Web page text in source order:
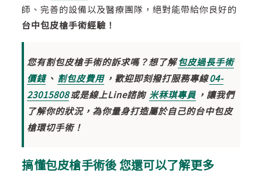
師、完善的設備以及醫療團隊，絕對能帶給你良好的
台中包皮槍手術經驗！
您有割包皮槍手術的訴求嗎？想了解包皮過長手術
價錢 、 割包皮費用 ，歡迎即刻撥打服務專線04-
23015808或是線上Line諮詢 米秝琪專員 ，讓我們
了解你的狀況，為你量身打造屬於自己的台中包皮
槍環切手術！
搞懂包皮槍手術後 您還可以了解更多